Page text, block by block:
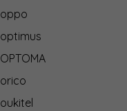
oppo
optimus
OPTOMA
orico
oukitel